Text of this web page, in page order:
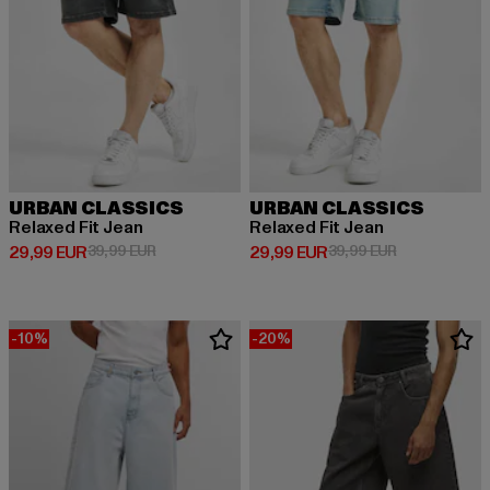
URBAN CLASSICS
Relaxed Fit Jean
29,99 EUR
Derzeitiger Preis: 29,99 EUR
39,99 EURAktionspreis: 39,99 EUR
URBAN CLASSICS
Relaxed Fit Jean
29,99 EUR
Derzeitiger Preis: 29,99 EUR
39,99 EURAktionspreis:
-10% -20%